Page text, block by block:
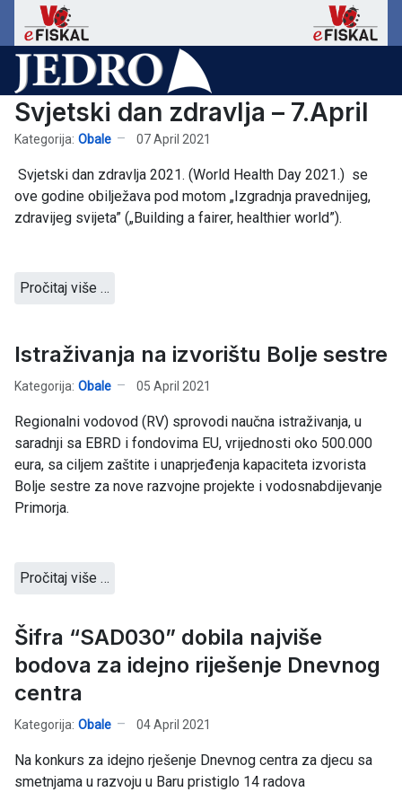
Svjetski dan zdravlja – 7.April
Kategorija: Obale 07 April 2021
Svjetski dan zdravlja 2021. (World Health Day 2021.) se
ove godine obilježava pod motom „Izgradnja pravednijeg,
zdravijeg svijeta” („Building a fairer, healthier world”).
Pročitaj više …
Istraživanja na izvorištu Bolje sestre
Kategorija: Obale 05 April 2021
Regionalni vodovod (RV) sprovodi naučna istraživanja, u
saradnji sa EBRD i fondovima EU, vrijednosti oko 500.000
eura, sa ciljem zaštite i unaprjeđenja kapaciteta izvorista
Bolje sestre za nove razvojne projekte i vodosnabdijevanje
Primorja.
Pročitaj više …
Šifra “SAD030” dobila najviše
bodova za idejno riješenje Dnevnog
centra
Kategorija: Obale 04 April 2021
Na konkurs za idejno rješenje Dnevnog centra za djecu sa
smetnjama u razvoju u Baru pristiglo 14 radova